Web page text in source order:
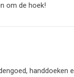
om de hoek!
handdoeken